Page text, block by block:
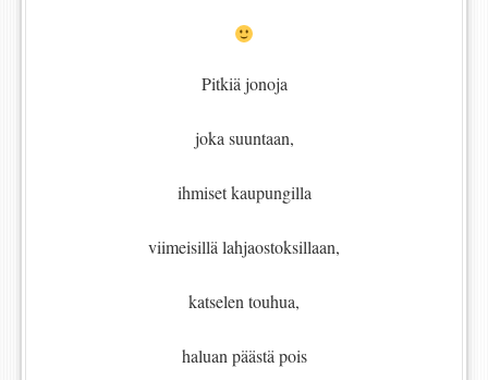
Pitkiä jonoja
joka suuntaan,
ihmiset kaupungilla
viimeisillä lahjaostoksillaan,
katselen touhua,
haluan päästä pois